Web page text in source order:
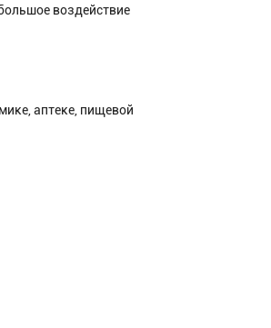
воздействие
аптеке, пищевой